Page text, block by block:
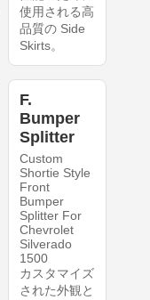
使用される高
品質の Side
Skirts。
F.
Bumper
Splitter
Custom
Shortie Style
Front
Bumper
Splitter For
Chevrolet
Silverado
1500
カスタマイズ
された外観と